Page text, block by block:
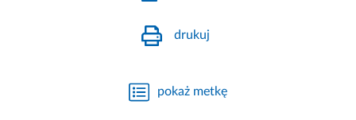
drukuj
pokaż metkę